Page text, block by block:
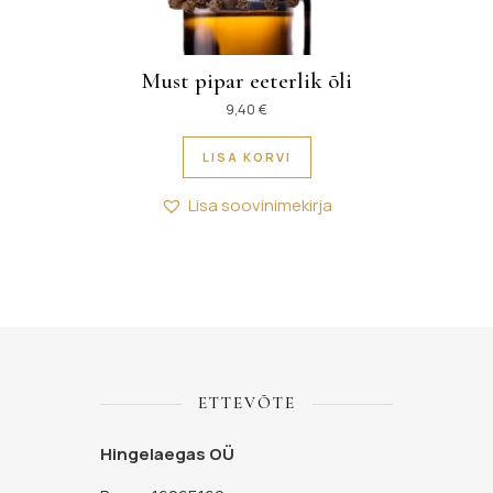
Must pipar eeterlik õli
9,40 €
LISA KORVI
Lisa soovinimekirja
ETTEVÕTE
Hingelaegas OÜ